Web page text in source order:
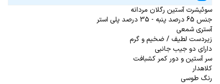
سوئیشرت آستین رگلان مردانه
جنس 65 درصد پنبه - 35 درصد پلی استر
آستری شمعی
زیردست لطیف / ضخیم و گرم
دارای دو جیب جانبی
سر آستین و دور کمر کشبافت
کلاهدار
رنگ طوسی